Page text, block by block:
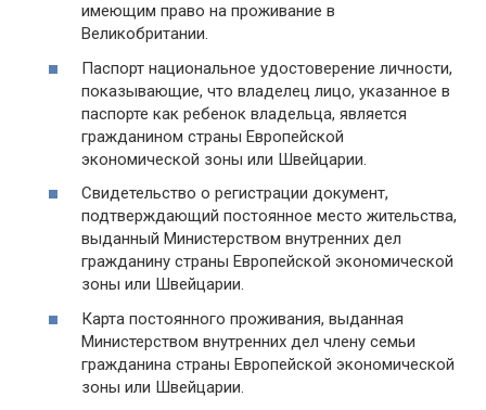
имеющим право на проживание в
Великобритании.
Паспорт национальное удостоверение личности,
показывающие, что владелец лицо, указанное в
паспорте как ребенок владельца, является
гражданином страны Европейской
экономической зоны или Швейцарии.
Свидетельство о регистрации документ,
подтверждающий постоянное место жительства,
выданный Министерством внутренних дел
гражданину страны Европейской экономической
зоны или Швейцарии.
Карта постоянного проживания, выданная
Министерством внутренних дел члену семьи
гражданина страны Европейской экономической
зоны или Швейцарии.